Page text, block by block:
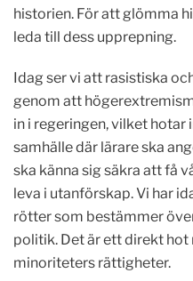
historien. För att glömma
leda till dess upprepning.
Idag ser vi att rasistiska
genom att
in i regeringen, vilket
samhälle där lärare ska
ska känna sig säkra att få
leva i utanförskap. Vi har
rötter som bestämmer
politik. Det är ett direkt
minoriteters rättigheter.